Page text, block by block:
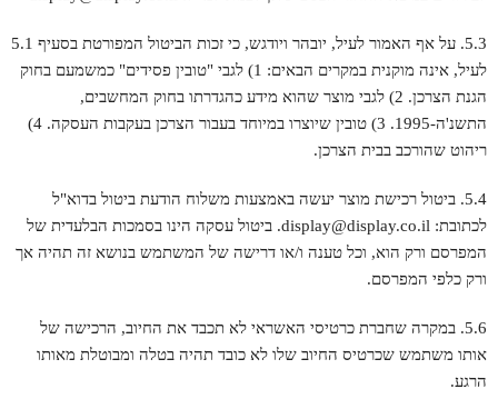
5.3. על אף האמור לעיל, יובהר ויודגש, כי זכות הביטול המפורטת בסעיף 5.1
לעיל, אינה מוקנית במקרים הבאים: 1) לגבי "טובין פסידים" כמשמעם בחוק
הגנת הצרכן. 2) לגבי מוצר שהוא מידע כהגדרתו בחוק המחשבים,
התשנ'ה-1995. 3) טובין שיוצרו במיוחד בעבור הצרכן בעקבות העסקה. 4)
ריהוט שהורכב בבית הצרכן.
5.4. ביטול רכישת מוצר יעשה באמצעות משלוח הודעת ביטול בדוא"ל
לכתובת: display@display.co.il. ביטול עסקה הינו בסמכות הבלעדית של
המפרסם ורק הוא, וכל טענה ו/או דרישה של המשתמש בנושא זה תהיה אך
ורק כלפי המפרסם.
5.6. במקרה שחברת כרטיסי האשראי לא תכבד את החיוב, הרכישה של
אותו משתמש שכרטיס החיוב שלו לא כובד תהיה בטלה ומבוטלת מאותו
הרגע.